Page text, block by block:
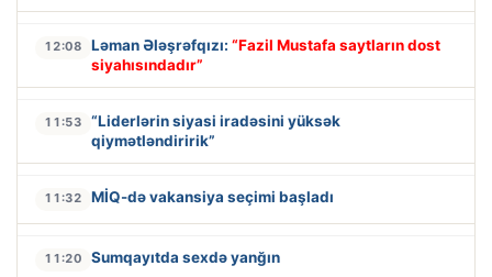
12:08 Ləman Ələşrəfqızı: “Fazil Mustafa saytların dost
siyahısındadır”
11:53
“Liderlərin siyasi iradəsini yüksək
qiymətləndiririk”
11:32 MİQ-də vakansiya seçimi başladı
11:20 Sumqayıtda sexdə yanğın